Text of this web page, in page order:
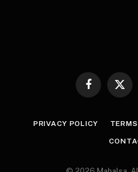
Facebook
X
PRIVACY POLICY